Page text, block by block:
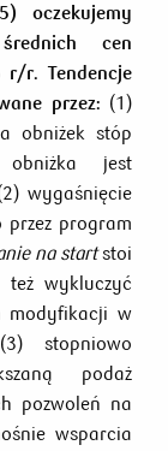
oczekujemy
cen
r/r. Tendencje
przez: (1)
obniżek stóp
obniżka jest
wygaśnięcie
program
na startstoi
też wykluczyć
modyfikacji w
stopniowo
podaż
pozwoleń na
wsparcia